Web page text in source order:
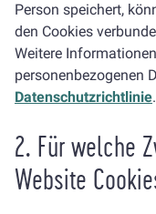
Person speichert,
den Cookies
Weitere
personenbezogenen
Datenschutzrichtlinie.
2. Für welche
Website